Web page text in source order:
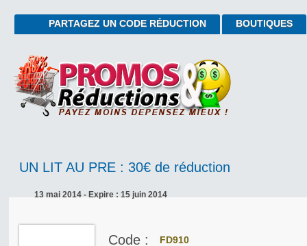
PARTAGEZ UN CODE RÉDUCTION BOUTIQUES
UN LIT AU PRE : 30€ de réduction
13 mai 2014 - Expire : 15 juin 2014
Code : FD910